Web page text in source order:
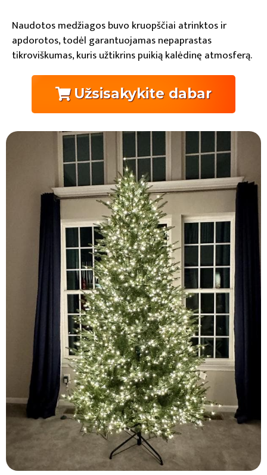
Naudotos medžiagos buvo kruopščiai atrinktos ir
apdorotos, todėl garantuojamas nepaprastas
tikroviškumas, kuris užtikrins puikią kalėdinę atmosferą.
Užsisakykite dabar